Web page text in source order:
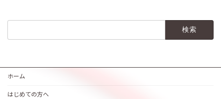
ホーム
はじめての方へ